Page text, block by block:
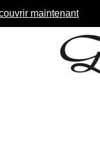
maintenant